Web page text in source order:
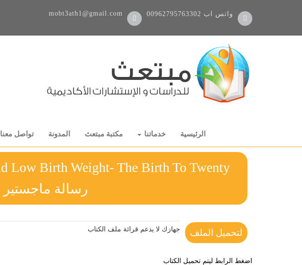
00962795763302 واتس اب mobt3ath1@gmail.com
الرئيسية خدماتنا مكتبة مبتعث المدونة تواصل معنا
رسالة ماجستير
لتحميل الملف جهازك لا يدعم قرائة ملف الكتاب
اضغط الرابط ليتم تحميل الكتاب